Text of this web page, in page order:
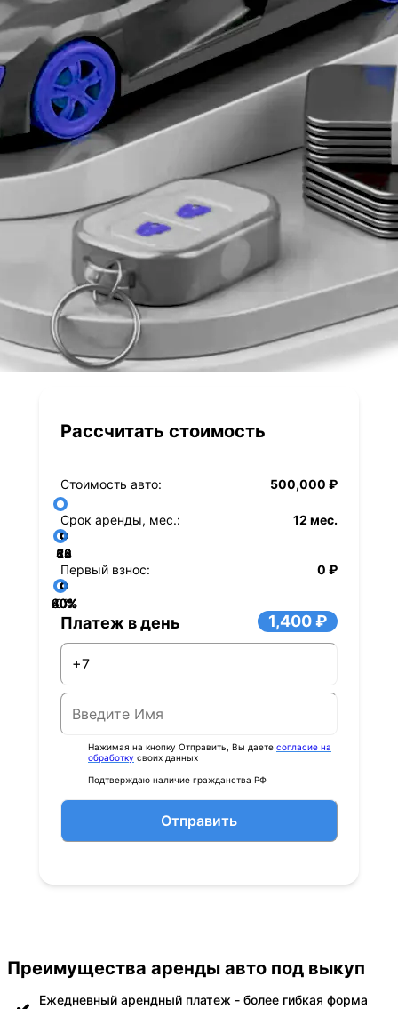
Рассчитать стоимость
Стоимость авто: 500,000 ₽
Срок аренды, мес.: 12 мес.
12
24
36
48
60
72
84
Первый взнос:
0 ₽
0%
20%
40%
60%
80%
Платеж в день 1,400 ₽
Нажимая на кнопку Отправить, Вы даете согласие на
обработку своих данных
Подтверждаю наличие гражданства РФ
Отправить
Преимущества аренды авто под выкуп
Ежедневный арендный платеж - более гибкая форма